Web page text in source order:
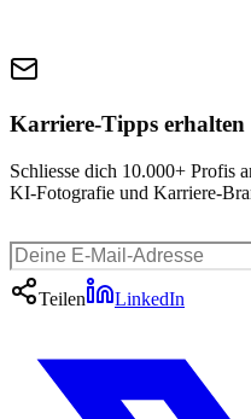
Karriere-Tipps erhalten
Schliesse dich 10.000+ Profis
KI-Fotografie und Karriere-
Teilen LinkedIn